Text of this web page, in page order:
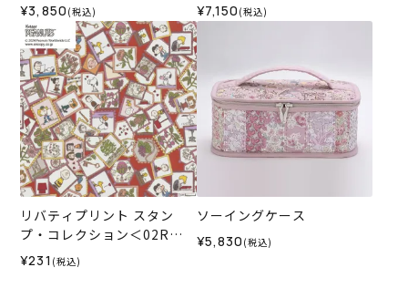
¥3,850 (税込) ¥7,150 (税込)
リバティプリント スタン
プ・コレクション＜02R＞
生地 （ホビーラホビーレオ
リジナルカラー）2024SS
¥231 (税込)
ソーイングケース
¥5,830 (税込)